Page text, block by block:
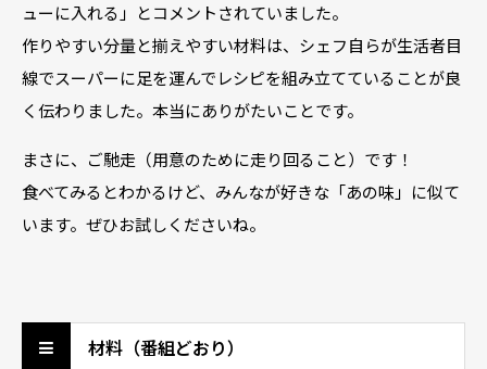
ューに入れる」とコメントされていました。
作りやすい分量と揃えやすい材料は、シェフ自らが生活者目
線でスーパーに足を運んでレシピを組み立てていることが良
く伝わりました。本当にありがたいことです。
まさに、ご馳走（用意のために走り回ること）です！
食べてみるとわかるけど、みんなが好きな「あの味」に似て
います。ぜひお試しくださいね。
材料（番組どおり）